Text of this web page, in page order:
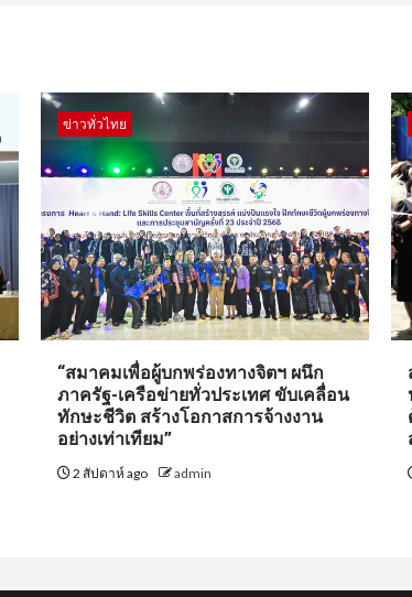
ข่าวทั่วไทย
“สมาคมเพื่อผู้บกพร่องทางจิตฯ ผนึก
ภาครัฐ-เครือข่ายทั่วประเทศ ขับเคลื่อน
ทักษะชีวิต สร้างโอกาสการจ้างงาน
อย่างเท่าเทียม”
2 สัปดาห์ ago admin